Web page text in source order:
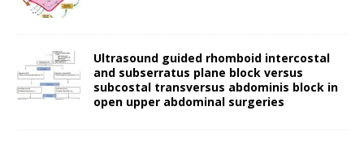
Ultrasound guided rhomboid intercostal
and subserratus plane block versus
subcostal transversus abdominis block in
open upper abdominal surgeries